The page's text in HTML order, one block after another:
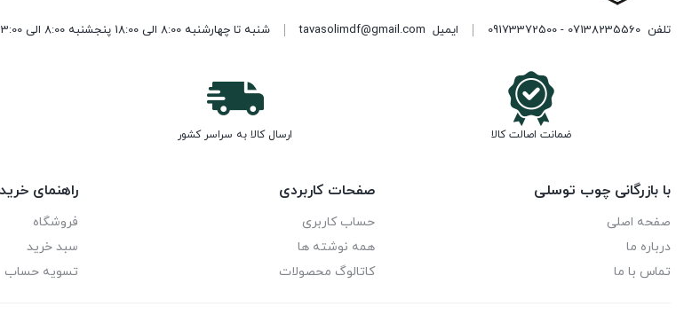
تلفن 07138235560 - 09173372500 ایمیل tavasolimdf@gmail.com شنبه تا چهارشنبه 8:00 الی 18:00 پنجشنبه 8:00 الی 13:00
ضمانت اصالت کالا ارسال کالا به سراسر کشور
با بازرگانی چوب توسلی
صفحه اصلی
درباره ما
تماس با ما
صفحات کاربردی
حساب کاربری
همه نوشته ها
کاتالوگ محصولات
راهنمای
فروشگاه
سبد خرید
تسویه حساب